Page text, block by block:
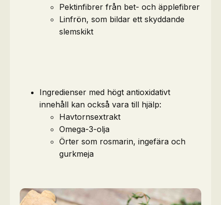
Pektinfibrer från bet- och äpplefibrer
Linfrön, som bildar ett skyddande
slemskikt
Ingredienser med högt antioxidativt
innehåll kan också vara till hjälp:
Havtornsextrakt
Omega-3-olja
Örter som rosmarin, ingefära och
gurkmeja